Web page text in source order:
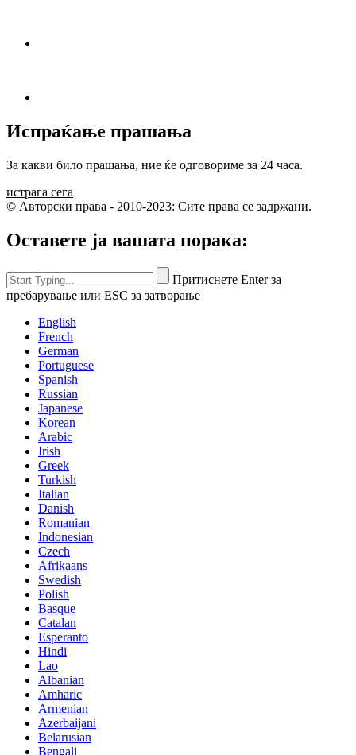
Испраќање прашања
За какви било прашања, ние ќе одговориме за 24 часа.
истрага сега
© Авторски права - 2010-2023: Сите права се задржани.
Оставете ја вашата порака:
Притиснете Enter за
пребарување или ESC за затворање
English
French
German
Portuguese
Spanish
Russian
Japanese
Korean
Arabic
Irish
Greek
Turkish
Italian
Danish
Romanian
Indonesian
Czech
Afrikaans
Swedish
Polish
Basque
Catalan
Esperanto
Hindi
Lao
Albanian
Amharic
Armenian
Azerbaijani
Belarusian
Bengali